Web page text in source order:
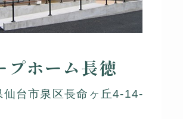
プホーム長徳
仙台市泉区長命ヶ丘4-14-